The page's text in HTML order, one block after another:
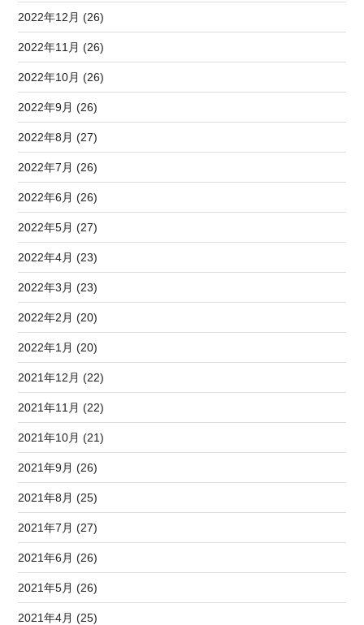
2022年12月 (26)
2022年11月 (26)
2022年10月 (26)
2022年9月 (26)
2022年8月 (27)
2022年7月 (26)
2022年6月 (26)
2022年5月 (27)
2022年4月 (23)
2022年3月 (23)
2022年2月 (20)
2022年1月 (20)
2021年12月 (22)
2021年11月 (22)
2021年10月 (21)
2021年9月 (26)
2021年8月 (25)
2021年7月 (27)
2021年6月 (26)
2021年5月 (26)
2021年4月 (25)